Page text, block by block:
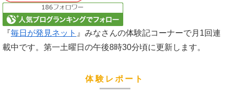
『毎日が発見ネット 』みなさんの体験記コーナーで月1回連
載中です。第一土曜日の午後8時30分頃に更新します。
体験レポート